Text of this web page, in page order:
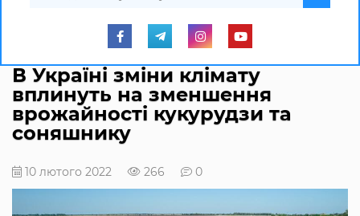
В Україні зміни клімату
вплинуть на зменшення
врожайності кукурудзи та
соняшнику
10 лютого 2022 266 0